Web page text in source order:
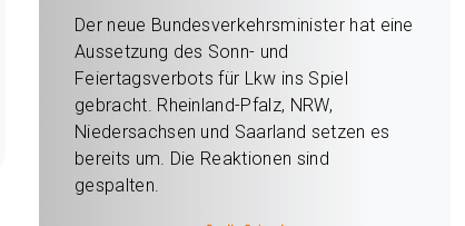
Der neue Bundesverkehrsminister hat eine
Aussetzung des Sonn- und
Feiertagsverbots für Lkw ins Spiel
gebracht. Rheinland-Pfalz, NRW,
Niedersachsen und Saarland setzen es
bereits um. Die Reaktionen sind
gespalten.